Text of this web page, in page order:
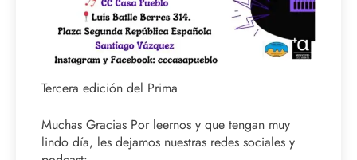
Tercera edición del Prima
Muchas Gracias Por leernos y que tengan muy
lindo día, les dejamos nuestras redes sociales y